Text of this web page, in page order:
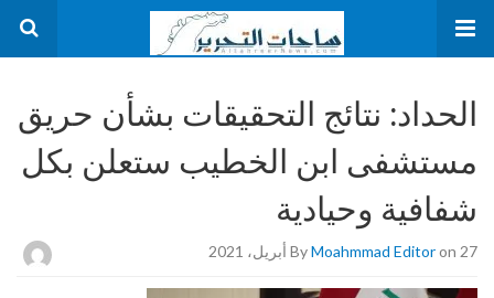
الحداد: نتائج التحقيقات بشأن حريق
مستشفى ابن الخطيب ستعلن بكل
شفافية وحيادية
ByMoahmmad Editoron 27 أبريل، 2021